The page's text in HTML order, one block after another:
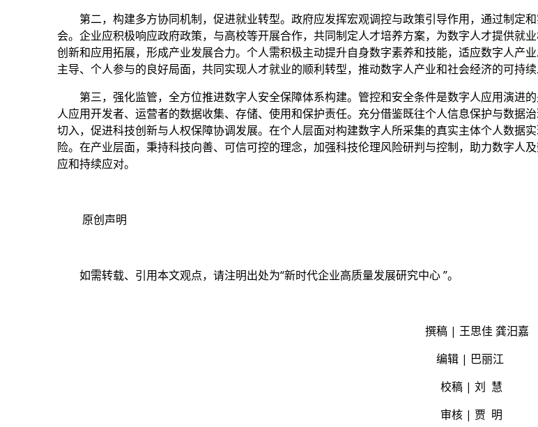
第二，构建多方协同机制，促进就业转型。 政府应发挥宏观调控与政策引导作用，通过制定
会。企业应积极响应政府政策，与高校等开展合作，共同制定人才培养方案，为数字人才提供就
创新和应用拓展，形成产业发展合力。个人需积极主动提升自身数字素养和技能，适应数字人产
主导、个人参与的良好局面，共同实现人才就业的顺利转型，推动数字人产业和社会经济的可持续
第三，强化监管，全方位推进数字人安全保障体系构建。 管控和安全条件是数字人应用演进
人应用开发者、运营者的数据收集、存储、使用和保护责任。充分借鉴既往个人信息保护与数据
切入，促进科技创新与人权保障协调发展。在个人层面对构建数字人所采集的真实主体个人数据
险。在产业层面，秉持科技向善、可信可控的理念，加强科技伦理风险研判与控制，助力数字人
应和持续应对。
原创声明
如需转载、引用本文观点，请注明出处为“新时代企业高质量发展研究中心 ”。
撰稿 | 王思佳 龚汨嘉
编辑 | 巴丽江
校稿 | 刘 慧
审核 | 贾 明